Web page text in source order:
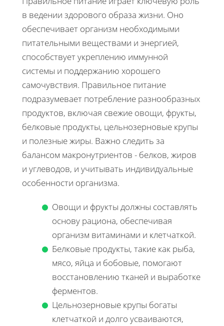
в ведении здорового образа жизни. Оно
обеспечивает организм необходимыми
питательными веществами и энергией,
способствует укреплению иммунной
системы и поддержанию хорошего
самочувствия. Правильное питание
подразумевает потребление разнообразных
продуктов, включая свежие овощи, фрукты,
белковые продукты, цельнозерновые крупы
и полезные жиры. Важно следить за
балансом макронутриентов - белков, жиров
и углеводов, и учитывать индивидуальные
особенности организма.
Овощи и фрукты должны составлять
основу рациона, обеспечивая
организм витаминами и клетчаткой.
Белковые продукты, такие как рыба,
мясо, яйца и бобовые, помогают
восстановлению тканей и выработке
ферментов.
Цельнозерновые крупы богаты
клетчаткой и долго усваиваются,